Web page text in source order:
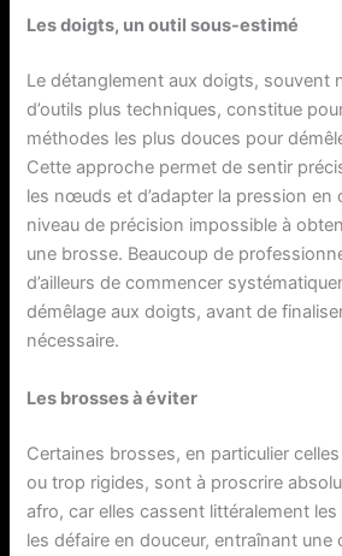
Les doigts, un outil sous-estimé
Le détanglement aux doigts, souvent
d’outils plus techniques, constitue
méthodes les plus douces pour
Cette approche permet de sentir
les nœuds et d’adapter la pression en
niveau de précision impossible à
une brosse. Beaucoup de
d’ailleurs de commencer
démêlage aux doigts, avant de
nécessaire.
Les brosses à éviter
Certaines brosses, en particulier
ou trop rigides, sont à proscrire
afro, car elles cassent littéralement
les défaire en douceur, entraînant une